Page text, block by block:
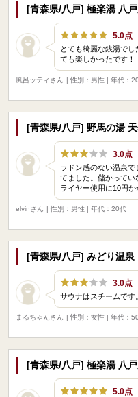
[青森県/八戸] 極楽湯 八
5.0点
とても綺麗な銭湯で
ても楽しかったです！
風呂ッティさん
| 性別：男性 | 年代：
[青森県/八戸] 野馬の湯
3.0点
ラドン感のない温泉でした。 薬湯、サウナ、露天と
てました。儲かっていないのかな。 シャ
elvinさん
| 性別：男性 | 年代：20代
[青森県/八戸] みどり温泉
3.0点
サウナはスチームです
まるちゃんさん
| 性別：女性 | 年代：
[青森県/八戸] 極楽湯 八
5.0点